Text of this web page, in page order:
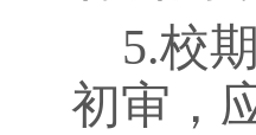
5.校
初审，